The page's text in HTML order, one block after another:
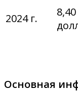
2024 г.
Основная